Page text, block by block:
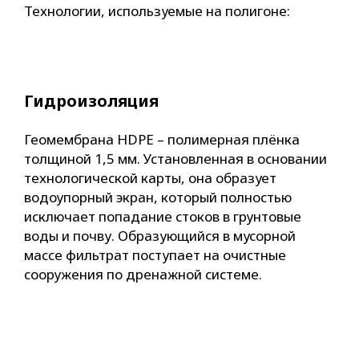
Технологии, используемые на полигоне:
Гидроизоляция
Геомембрана НDРЕ – полимерная плёнка
толщиной 1,5 мм. Установленная в основании
технологической карты, она образует
водоупорный экран, который полностью
исключает попадание стоков в грунтовые
воды и почву. Образующийся в мусорной
массе фильтрат поступает на очистные
сооружения по дренажной системе.